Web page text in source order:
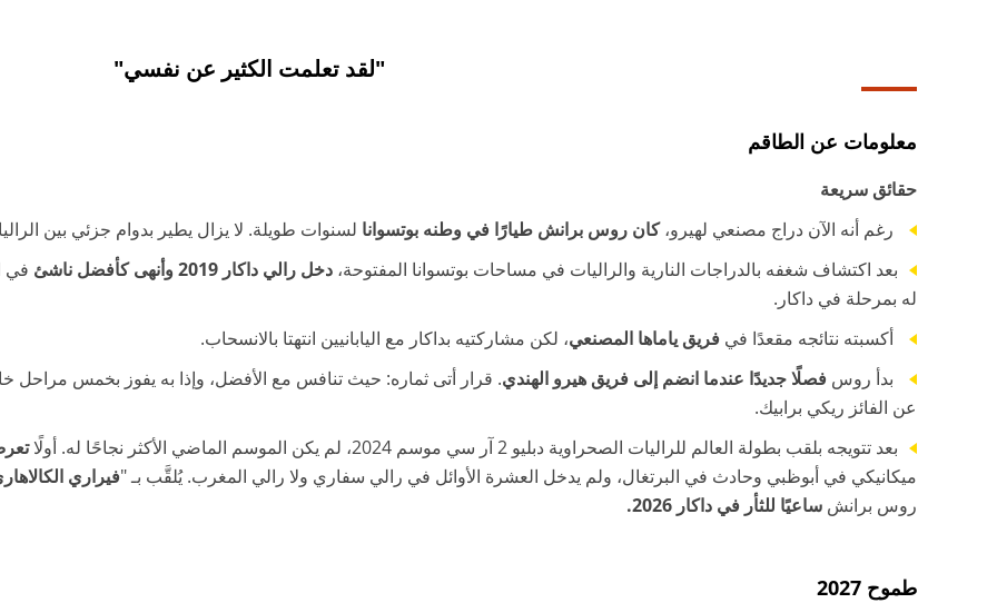
"لقد تعلمت الكثير عن نفسي"
معلومات عن الطاقم
حقائق سريعة
رغم أنه الآن دراج مصنعي لهيرو،كان روس برانش طيارًا في وطنه بوتسوانا لسنوات طويلة. لا يزال يطير بدوام جزئي بين
بعد اكتشاف شغفه بالدراجات النارية والراليات في مساحات بوتسوانا المفتوحة، دخل رالي داكار 2019 وأنهى كأفضل ناشئ
له بمرحلة في داكار.
أكسبته نتائجه مقعدًا في فريق ياماها المصنعي، لكن مشاركتيه بداكار مع اليابانيين انتهتا بالانسحاب.
بدأ روس فصلًا جديدًا عندما انضم إلى فريق هيرو الهندي. قرار أتى ثماره: حيث تنافس مع الأفضل، وإذا به يفوز بخمس مراحل
عن الفائز ريكي برابيك.
بعد تتويجه بلقب بطولة العالم للراليات الصحراوية دبليو 2 آر سي موسم 2024، لم يكن الموسم الماضي الأكثر نجاحًا له. أولًا
ميكانيكي في أبوظبي وحادث في البرتغال، ولم يدخل العشرة الأوائل في رالي سفاري ولا رالي المغرب. يُلقَّب بـ "فيراري
روس برانش ساعيًا للثأر في داكار 2026.
طموح 2027